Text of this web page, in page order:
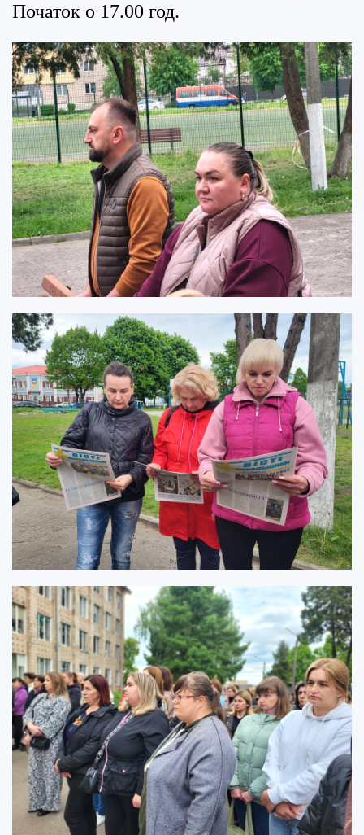
Початок о 17.00 год.